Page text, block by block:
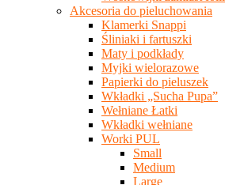
Akcesoria do pieluchowania
Klamerki Snappi
Śliniaki i fartuszki
Maty i podkłady
Myjki wielorazowe
Papierki do pieluszek
Wkładki „Sucha Pupa”
Wełniane Łatki
Wkładki wełniane
Worki PUL
Small
Medium
Large